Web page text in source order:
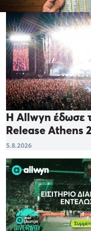
Η Allwyn έδωσε
Release Athens
5.8.2026